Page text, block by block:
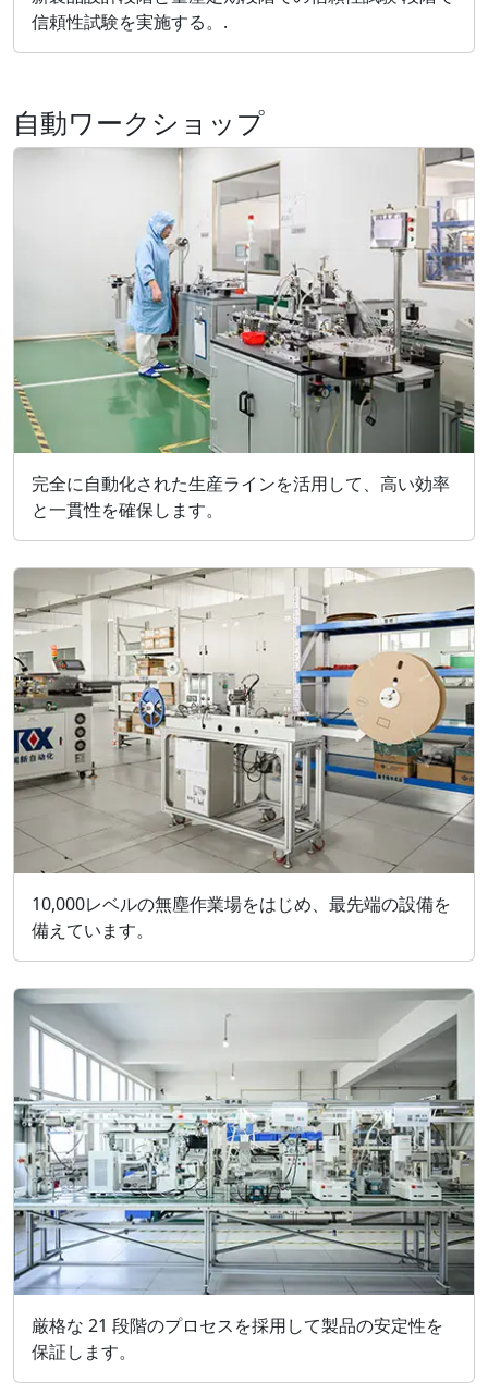
信頼性試験を実施する。.
自動ワークショップ
完全に自動化された生産ラインを活用して、高い効率
と一貫性を確保します。
10,000レベルの無塵作業場をはじめ、最先端の設備を
備えています。
厳格な 21 段階のプロセスを採用して製品の安定性を
保証します。